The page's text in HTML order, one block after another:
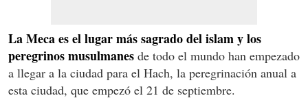
La Meca es el lugar más sagrado del islam y los
peregrinos musulmanes de todo el mundo han empezado
a llegar a la ciudad para el Hach, la peregrinación anual a
esta ciudad, que empezó el 21 de septiembre.